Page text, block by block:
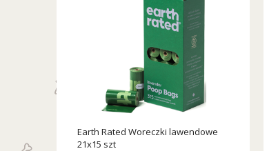
Earth Rated Woreczki lawendowe
21x15 szt